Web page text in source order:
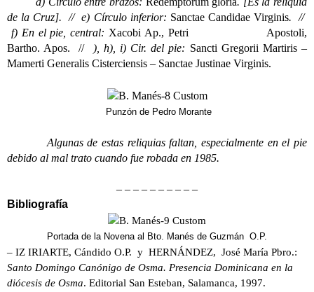
de la Cruz]. //e) Círculo inferior: Sanctae Candidae Virginis. //
f) En el pie, central: Xacobi Ap., Petri Apostoli,
Bartho. Apos. // ), h), i) Cir. del pie: Sancti Gregorii Martiris –
Mamerti Generalis Cisterciensis – Sanctae Justinae Virginis.
Punzón de Pedro Morante
Algunas de estas reliquias faltan, especialmente en el pie
debido al mal trato cuando fue robada en 1985.
– – – – – – – – – –
Bibliografía
Portada de la Novena al Bto. Manés de Guzmán O.P.
– IZ IRIARTE, Cándido O.P. y HERNÁNDEZ, José María Pbro.:
Santo Domingo Canónigo de Osma. Presencia Dominicana en la
diócesis de Osma. Editorial San Esteban, Salamanca, 1997.